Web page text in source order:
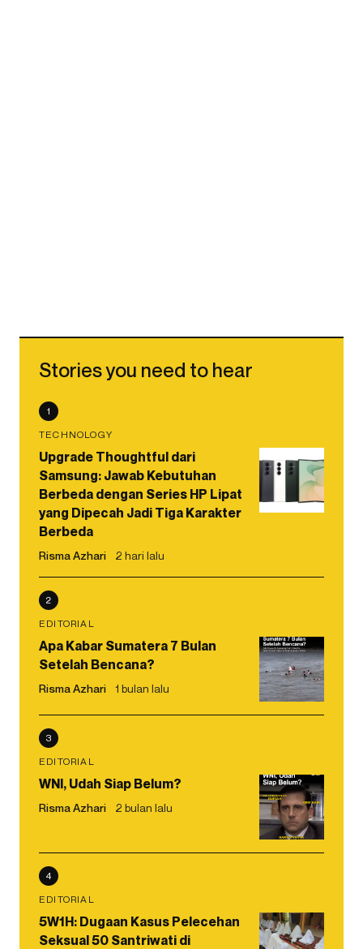
Stories you need to hear
1
TECHNOLOGY
Upgrade Thoughtful dari
Samsung: Jawab Kebutuhan
Berbeda dengan Series HP Lipat
yang Dipecah Jadi Tiga Karakter
Berbeda
Risma Azhari 2 hari lalu
2
EDITORIAL
Apa Kabar Sumatera 7 Bulan
Setelah Bencana?
Risma Azhari 1 bulan lalu
3
EDITORIAL
WNI, Udah Siap Belum?
Risma Azhari 2 bulan lalu
4
EDITORIAL
5W1H: Dugaan Kasus Pelecehan
Seksual 50 Santriwati di